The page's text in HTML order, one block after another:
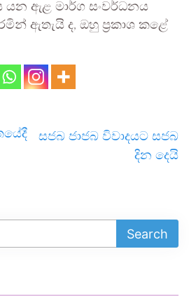
යන ඇළ මාර්ග සංවර්ධනය
ඇතැයි ද, ඔහු ප්‍රකාශ කළේ
සජබ ජාජබ විවාදයට සජබ
දින දෙයි